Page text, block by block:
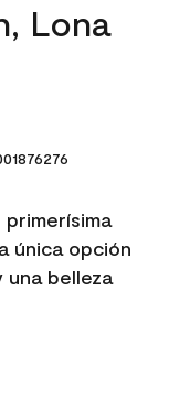
Lona
única opción
una belleza